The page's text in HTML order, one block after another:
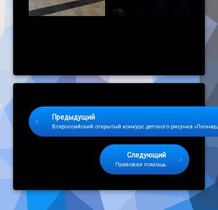
Предыдущий
Всероссийский открытый конкурс детского рисунка
Следующий
Правовая помощь